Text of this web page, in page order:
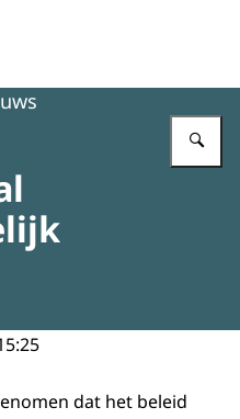
toetsing regeldruk
dat het beleid